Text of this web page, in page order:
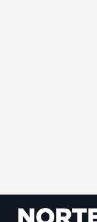
Footer